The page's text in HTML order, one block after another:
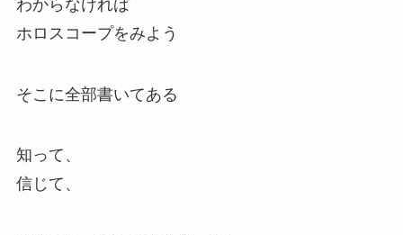
わからなければ
ホロスコープをみよう
そこに全部書いてある
知って、
信じて、